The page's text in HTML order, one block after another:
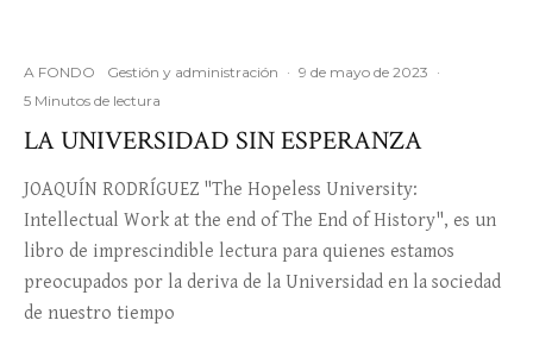
A FONDO Gestión y administración · 9 de mayo de 2023 ·
5 Minutos de lectura
LA UNIVERSIDAD SIN ESPERANZA
JOAQUÍN RODRÍGUEZ "The Hopeless University:
Intellectual Work at the end of The End of History", es un
libro de imprescindible lectura para quienes estamos
preocupados por la deriva de la Universidad en la sociedad
de nuestro tiempo